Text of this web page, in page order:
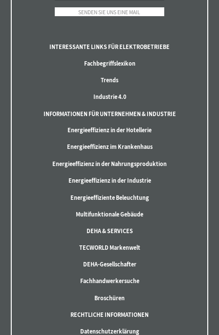
SENDEN SIE UNS EINE MAIL
INTERESSANTE LINKS FÜR ELEKTROBETRIEBE
Fachbegriffslexikon
Trends
Industrie 4.0
INFORMATIONEN FÜR UNTERNEHMEN & INDUSTRIE
Energieeffizienz in der Hotellerie
Energieeffizienz im Krankenhaus
Energieeffizienz in der Nahrungsproduktion
Energieeffizienz in der Industrie
Energieeffiziente Beleuchtung
Multifunktionale Gebäude
DEHA & SERVICES
TECWORLD Markenwelt
DEHA-Gesellschafter
Fachhandwerkersuche
Broschüren
RECHTLICHE INFORMATIONEN
Datenschutzerklärung